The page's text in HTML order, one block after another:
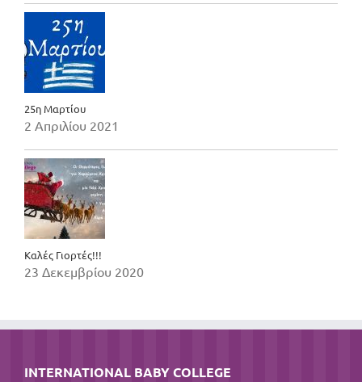
25η Μαρτίου
2 Απριλίου 2021
Καλές Γιορτές!!!
23 Δεκεμβρίου 2020
INTERNATIONAL BABY COLLEGE